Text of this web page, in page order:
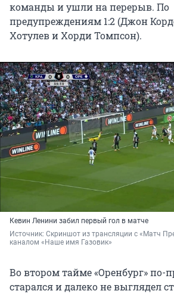
команды и ушли на перерыв. По
предупреждениям 1:2 (Джон
Хотулев и Хорди Томпсон).
Кевин Ленини забил первый гол в матче
Источник: Скриншот из трансляции с «Матч
каналом «Наше имя Газовик»
Во втором тайме «Оренбург» по-
старался и далеко не выглядел